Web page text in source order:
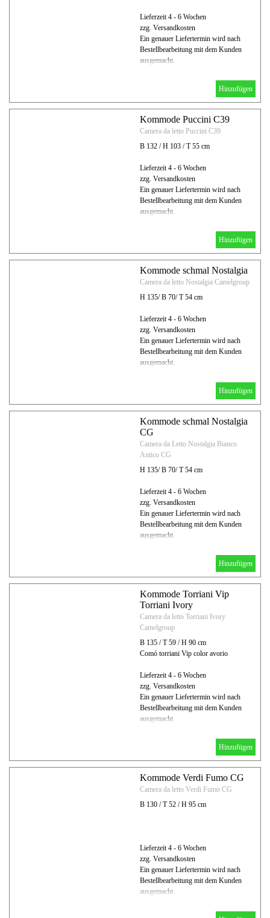
Lieferzeit 4 - 6 Wochen
zzg. Versandkosten
Ein genauer Liefertermin wird nach
Bestellbearbeitung mit dem Kunden
ausgemacht.
Hinzufügen
Kommode Puccini C39
Camera da letto Puccini C39
B 132 / H 103 / T 55 cm
Lieferzeit 4 - 6 Wochen
zzg. Versandkosten
Ein genauer Liefertermin wird nach
Bestellbearbeitung mit dem Kunden
ausgemacht.
Hinzufügen
Kommode schmal Nostalgia
Camera da letto Nostalgia Camelgroup
H 135/ B 70/ T 54 cm
Lieferzeit 4 - 6 Wochen
zzg. Versandkosten
Ein genauer Liefertermin wird nach
Bestellbearbeitung mit dem Kunden
ausgemacht.
Hinzufügen
Kommode schmal Nostalgia
CG
Camera da Letto Nostalgia Bianco
Antico CG
H 135/ B 70/ T 54 cm
Lieferzeit 4 - 6 Wochen
zzg. Versandkosten
Ein genauer Liefertermin wird nach
Bestellbearbeitung mit dem Kunden
ausgemacht.
Hinzufügen
Kommode Torriani Vip
Torriani Ivory
Camera da letto Torriani Ivory
Camelgroup
B 135 / T 59 / H 90 cm
Comó torriani Vip color avorio
Lieferzeit 4 - 6 Wochen
zzg. Versandkosten
Ein genauer Liefertermin wird nach
Bestellbearbeitung mit dem Kunden
ausgemacht.
Hinzufügen
Kommode Verdi Fumo CG
Camera da letto Verdi Fumo CG
B 130 / T 52 / H 95 cm
Lieferzeit 4 - 6 Wochen
zzg. Versandkosten
Ein genauer Liefertermin wird nach
Bestellbearbeitung mit dem Kunden
ausgemacht.